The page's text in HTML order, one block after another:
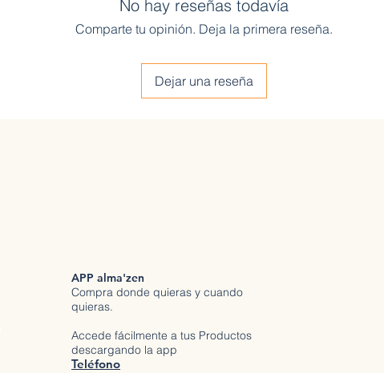
No hay reseñas todavía
Comparte tu opinión. Deja la primera reseña.
Dejar una reseña
APP alma'zen
Compra donde quieras y cuando
quieras.
Accede fácilmente a tus Productos
descargando la app
Teléfono